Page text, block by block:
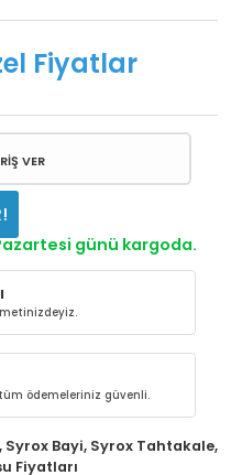
Fiyatlar
VER
günü kargoda.
ödemeleriniz güvenli.
, Syrox Bayi, Syrox Tahtakale,
Fiyatları